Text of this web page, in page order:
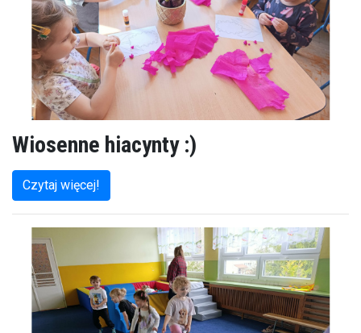
Wiosenne hiacynty :)
Czytaj więcej!